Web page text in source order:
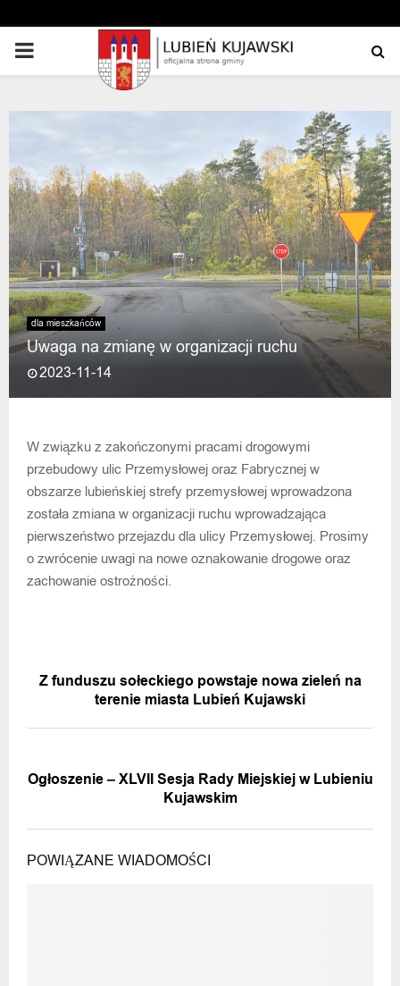
PRIMARY
dla mieszkańców
Uwaga na zmianę w organizacji ruchu
2023-11-14
W związku z zakończonymi pracami drogowymi
przebudowy ulic Przemysłowej oraz Fabrycznej w
obszarze lubieńskiej strefy przemysłowej wprowadzona
została zmiana w organizacji ruchu wprowadzająca
pierwszeństwo przejazdu dla ulicy Przemysłowej. Prosimy
o zwrócenie uwagi na nowe oznakowanie drogowe oraz
zachowanie ostrożności.
Z funduszu sołeckiego powstaje nowa zieleń na
terenie miasta Lubień Kujawski
Ogłoszenie – XLVII Sesja Rady Miejskiej w Lubieniu
Kujawskim
POWIĄZANE WIADOMOŚCI